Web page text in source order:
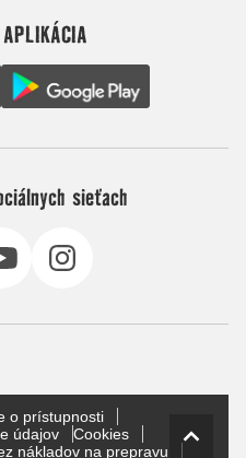
APLIKÁCIA
sieťach
o prístupnosti
údajov
Cookies
nákladov na prepravu